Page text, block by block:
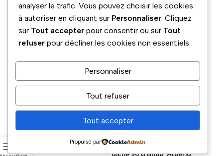
Téléphone Adresse
boulevard benyamina Ouled
aiche 9015 Blida, Algeria
analyser le trafic. Vous pouvez choisir les cookies
à autoriser en cliquant sur Personnaliser . Cliquez
sur Tout accepter pour consentir ou sur Tout
refuser pour décliner les cookies non essentiels.
Personnaliser
Tout refuser
Tout accepter
Propulsé par